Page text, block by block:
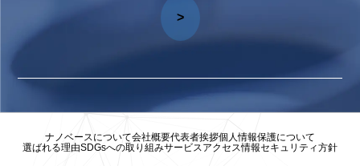
>
ナノベースについて会社概要代表者挨拶個人情報保護について
選ばれる理由SDGsへの取り組みサービス アクセス情報セキュリティ方針